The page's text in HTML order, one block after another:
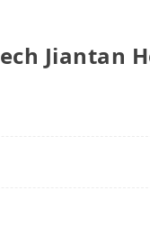
tripool旅步專注在長
Hotel去北門綠豆沙
Jiantan